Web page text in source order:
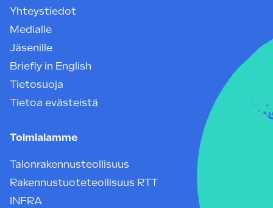
Yhteystiedot
Medialle
Jäsenille
Briefly in English
Tietosuoja
Tietoa evästeistä
Toimialamme
Talonrakennusteollisuus
Rakennustuoteteollisuus RTT
INFRA